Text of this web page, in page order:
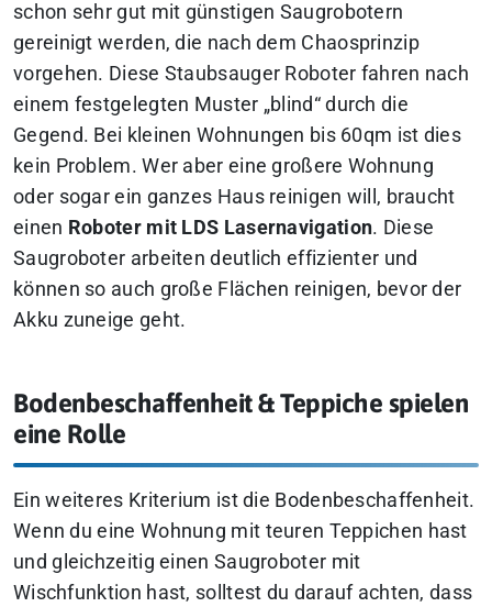
schon sehr gut mit günstigen Saugrobotern
gereinigt werden, die nach dem Chaosprinzip
vorgehen. Diese Staubsauger Roboter fahren nach
einem festgelegten Muster „blind“ durch die
Gegend. Bei kleinen Wohnungen bis 60qm ist dies
kein Problem. Wer aber eine großere Wohnung
oder sogar ein ganzes Haus reinigen will, braucht
einen Roboter mit LDS Lasernavigation. Diese
Saugroboter arbeiten deutlich effizienter und
können so auch große Flächen reinigen, bevor der
Akku zuneige geht.
Bodenbeschaffenheit & Teppiche spielen
eine Rolle
Ein weiteres Kriterium ist die Bodenbeschaffenheit.
Wenn du eine Wohnung mit teuren Teppichen hast
und gleichzeitig einen Saugroboter mit
Wischfunktion hast, solltest du darauf achten, dass